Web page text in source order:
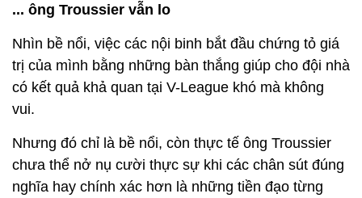
... ông Troussier vẫn lo
Nhìn bề nổi, việc các nội binh bắt đầu chứng tỏ giá
trị của mình bằng những bàn thắng giúp cho đội nhà
có kết quả khả quan tại V-League khó mà không
vui.
Nhưng đó chỉ là bề nổi, còn thực tế ông Troussier
chưa thể nở nụ cười thực sự khi các chân sút đúng
nghĩa hay chính xác hơn là những tiền đạo từng